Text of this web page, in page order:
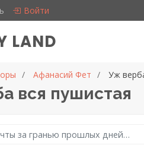
Войти
LAND
Афанасий Фет Уж
вся пушистая
за гранью прошлых дней…